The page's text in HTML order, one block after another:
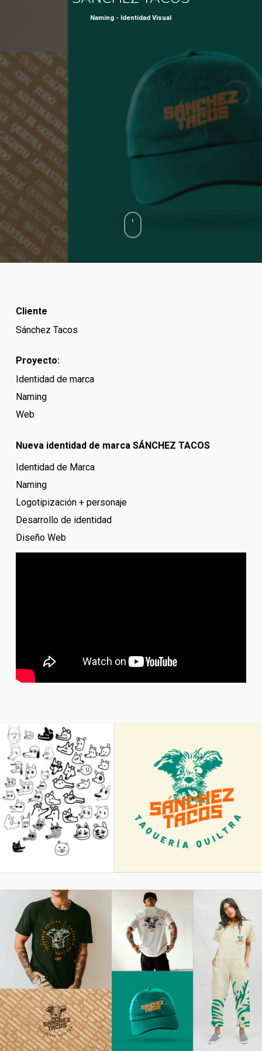
Naming - Identidad Visual
Cliente
Sánchez Tacos
Proyecto:
Identidad de marca
Naming
Web
Nueva identidad de marca SÁNCHEZ TACOS
Identidad de Marca
Naming
Logotipización + personaje
Desarrollo de identidad
Diseño Web